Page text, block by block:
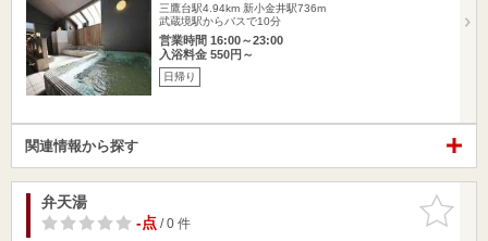
三鷹台駅4.94km 新小金井駅736m
武蔵境駅からバスで10分
営業時間 16:00～23:00
入浴料金 550円～
日帰り
関連情報から探す
お気に入
りに追加
弁天湯
-点/ 0 件